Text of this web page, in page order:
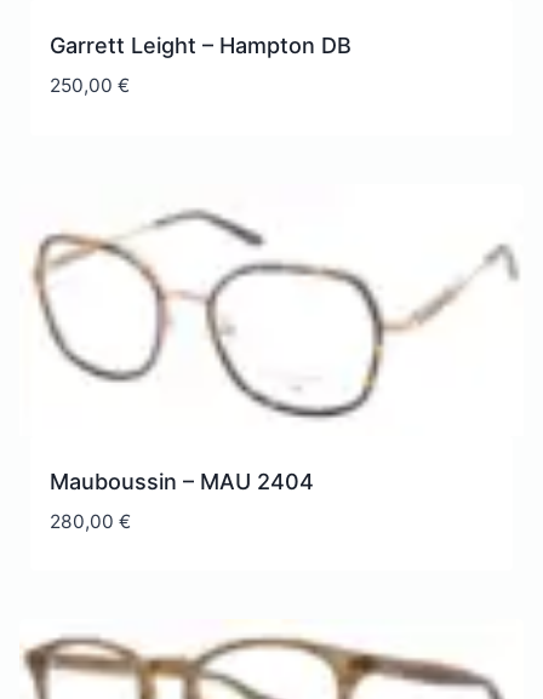
Garrett Leight – Hampton DB
250,00€
Mauboussin – MAU 2404
280,00€